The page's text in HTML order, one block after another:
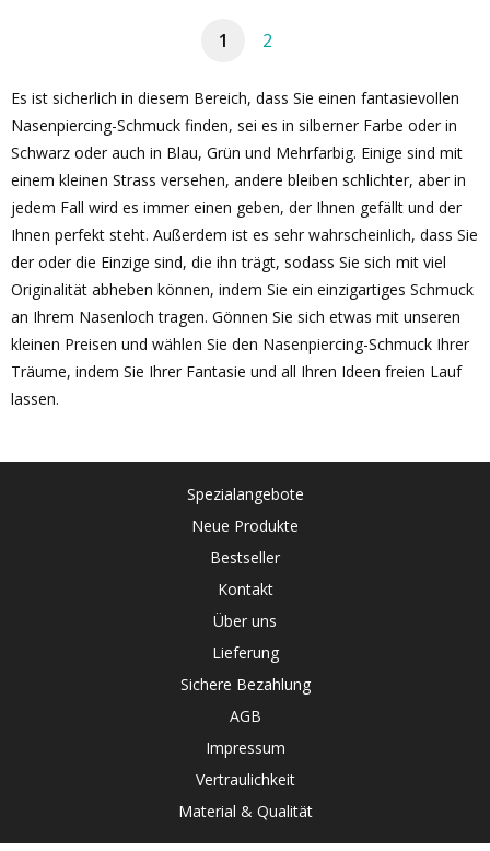
1 2
Es ist sicherlich in diesem Bereich, dass Sie einen fantasievollen
Nasenpiercing-Schmuck finden, sei es in silberner Farbe oder in
Schwarz oder auch in Blau, Grün und Mehrfarbig. Einige sind mit
einem kleinen Strass versehen, andere bleiben schlichter, aber in
jedem Fall wird es immer einen geben, der Ihnen gefällt und der
Ihnen perfekt steht. Außerdem ist es sehr wahrscheinlich, dass Sie
der oder die Einzige sind, die ihn trägt, sodass Sie sich mit viel
Originalität abheben können, indem Sie ein einzigartiges Schmuck
an Ihrem Nasenloch tragen. Gönnen Sie sich etwas mit unseren
kleinen Preisen und wählen Sie den Nasenpiercing-Schmuck Ihrer
Träume, indem Sie Ihrer Fantasie und all Ihren Ideen freien Lauf
lassen.
Spezialangebote
Neue Produkte
Bestseller
Kontakt
Über uns
Lieferung
Sichere Bezahlung
AGB
Impressum
Vertraulichkeit
Material & Qualität